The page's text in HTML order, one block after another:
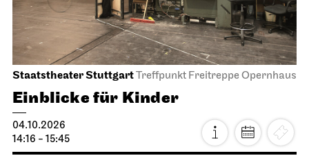
Staatstheater StuttgartTreffpunkt Freitreppe Opernhaus
Einblicke für Kinder
04.10.2026
14:16 - 15:45